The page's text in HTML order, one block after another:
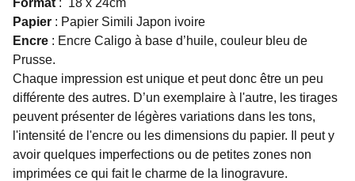
Format : 18 x 24cm
Papier : Papier Simili Japon ivoire
Encre : Encre Caligo à base d’huile, couleur bleu de
Prusse.
Chaque impression est unique et peut donc être un peu
différente des autres. D’un exemplaire à l'autre, les tirages
peuvent présenter de légères variations dans les tons,
l'intensité de l'encre ou les dimensions du papier. Il peut y
avoir quelques imperfections ou de petites zones non
imprimées ce qui fait le charme de la linogravure.